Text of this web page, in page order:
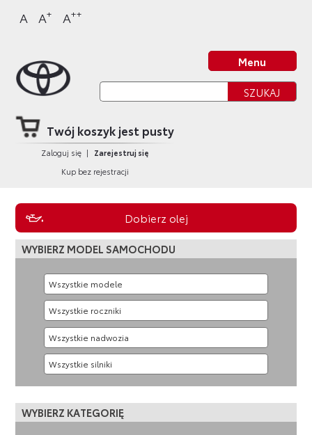
Sklep Toyota
do
nagłówka
do
bocznego
do
głównej
do
stopki
A A+ A++
Menu
Twój koszyk jest pusty
Zaloguj się |
Zarejestruj się
Kup bez rejestracji
Dobierz olej
WYBIERZ MODEL SAMOCHODU
WYBIERZ KATEGORIĘ